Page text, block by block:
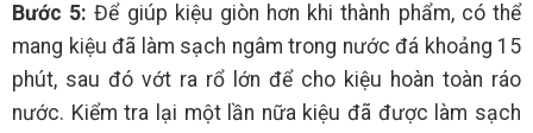
Bước 5: Để giúp kiệu giòn hơn khi thành phẩm, có thể
mang kiệu đã làm sạch ngâm trong nước đá khoảng 15
phút, sau đó vớt ra rổ lớn để cho kiệu hoàn toàn ráo
nước. Kiểm tra lại một lần nữa kiệu đã được làm sạch